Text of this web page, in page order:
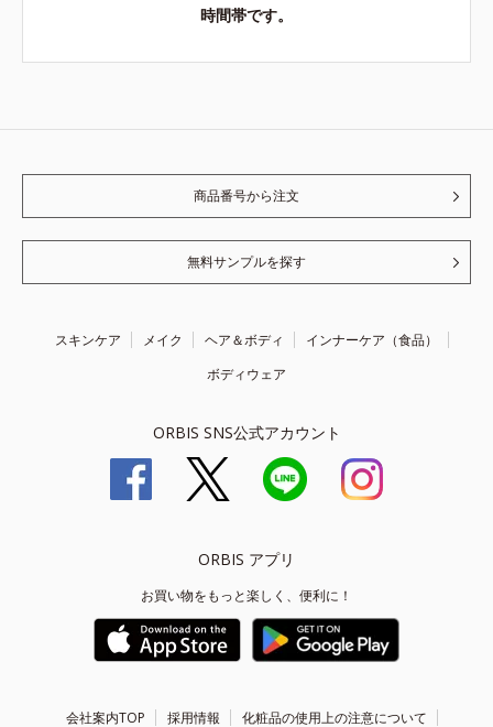
時間帯です。
商品番号から注文
無料サンプルを探す
スキンケア メイク ヘア＆ボディ
インナーケア（食品）
ボディウェア
ORBIS SNS公式アカウント
ORBIS アプリ
お買い物をもっと楽しく、便利に！
会社案内TOP 採用情報 化粧品の使用上の注意について